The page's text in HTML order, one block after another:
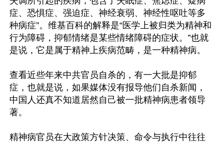
症、恐惧症、强迫症、神经衰弱、神经性呕吐等多
种病症”。维基百科的解释是“医学上被归类为精神和
行为障碍，抑郁情绪是某些情绪障碍的症状。”也就
是说，它是属于精神上疾病范畴，是一种精神病。
查看近些年来中共官员自杀的，有一大批是抑郁
症，也就是说，如果媒体没有报导他们自杀新闻，
中国人还真不知道居然自己被一批精神病患者领导
著。
精神病官员在大政策方针决策、命令与执行中往往